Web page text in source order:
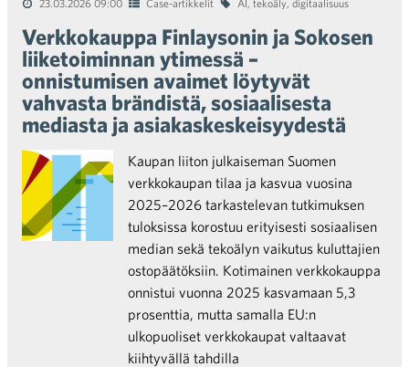
23.03.2026 09:00 Case-artikkelit AI, tekoäly, digitaalisuus
Verkkokauppa Finlaysonin ja Sokosen
liiketoiminnan ytimessä –
onnistumisen avaimet löytyvät
vahvasta brändistä, sosiaalisesta
mediasta ja asiakaskeskeisyydestä
Kaupan liiton julkaiseman Suomen
verkkokaupan tilaa ja kasvua vuosina
2025–2026 tarkastelevan tutkimuksen
tuloksissa korostuu erityisesti sosiaalisen
median sekä tekoälyn vaikutus kuluttajien
ostopäätöksiin. Kotimainen verkkokauppa
onnistui vuonna 2025 kasvamaan 5,3
prosenttia, mutta samalla EU:n
ulkopuoliset verkkokaupat valtaavat
kiihtyvällä tahdilla